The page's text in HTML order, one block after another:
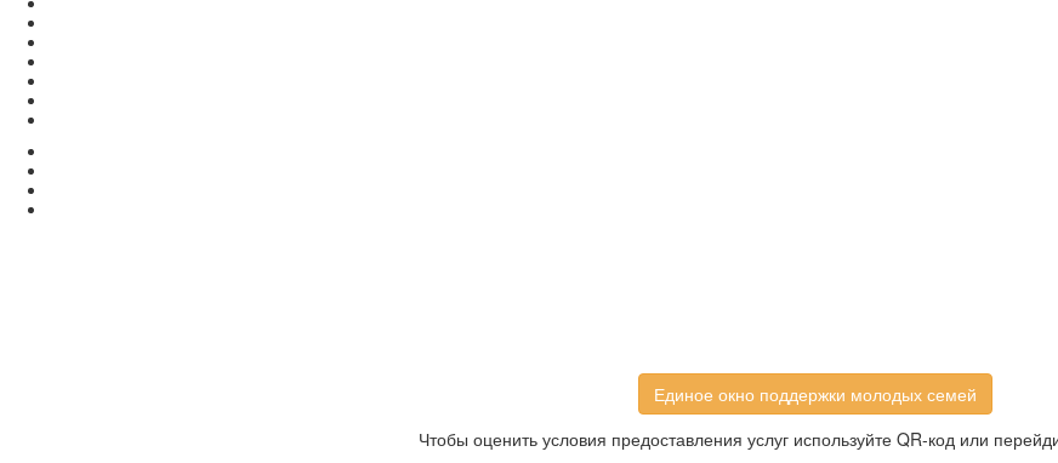
Единое окно поддержки молодых семей
Чтобы оценить условия предоставления услуг используйте QR-код или